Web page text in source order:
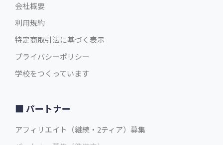
会社概要
利用規約
特定商取引法に基づく表示
プライバシーポリシー
学校をつくっています
パートナー
アフィリエイト（継続・2ティア）募集